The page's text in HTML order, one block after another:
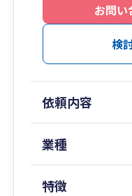
【JR外房線「鎌取
お問い
検
依頼内容
業種
特徴